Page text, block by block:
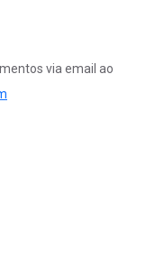
via email ao